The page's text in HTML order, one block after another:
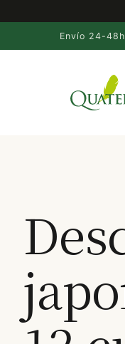
Envío 24-48h